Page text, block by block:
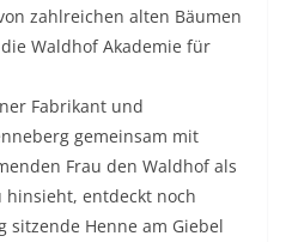
zahlreichen alten Bäumen
Waldhof Akademie für
Fabrikant und
gemeinsam mit
Frau den Waldhof als
hinsieht, entdeckt noch
sitzende Henne am Giebel